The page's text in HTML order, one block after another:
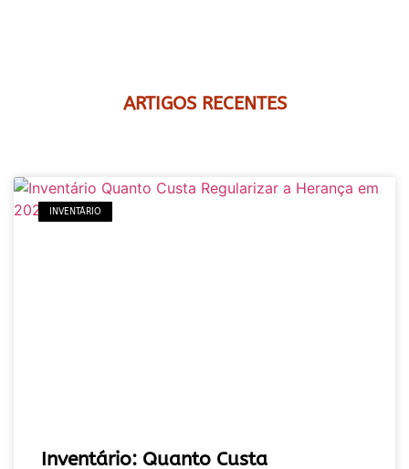
ARTIGOS RECENTES
INVENTÁRIO
Inventário: Quanto Custa